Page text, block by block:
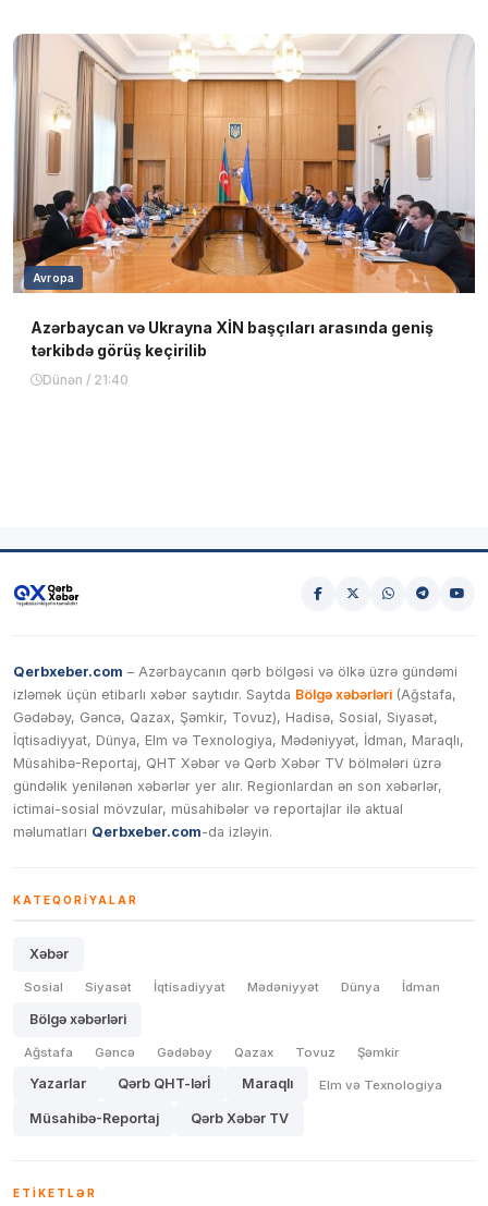
Avropa
Azərbaycan və Ukrayna XİN başçıları arasında geniş
tərkibdə görüş keçirilib
Dünən / 21:40
Qerbxeber.com – Azərbaycanın qərb bölgəsi və ölkə üzrə gündəmi
izləmək üçün etibarlı xəbər saytıdır. Saytda Bölgə xəbərləri (Ağstafa,
Gədəbəy, Gəncə, Qazax, Şəmkir, Tovuz), Hadisə, Sosial, Siyasət,
İqtisadiyyat, Dünya, Elm və Texnologiya, Mədəniyyət, İdman, Maraqlı,
Müsahibə-Reportaj, QHT Xəbər və Qərb Xəbər TV bölmələri üzrə
gündəlik yenilənən xəbərlər yer alır. Regionlardan ən son xəbərlər,
ictimai-sosial mövzular, müsahibələr və reportajlar ilə aktual
məlumatları Qerbxeber.com-da izləyin.
KATEQORIYALAR
Xəbər
Sosial Siyasət İqtisadiyyat Mədəniyyət Dünya İdman
Bölgə xəbərləri
Ağstafa Gəncə Gədəbəy Qazax Tovuz Şəmkir
Yazarlar Qərb QHT-lərİ Maraqlı Elm və Texnologiya
Müsahibə-Reportaj Qərb Xəbər TV
ETIKETLƏR